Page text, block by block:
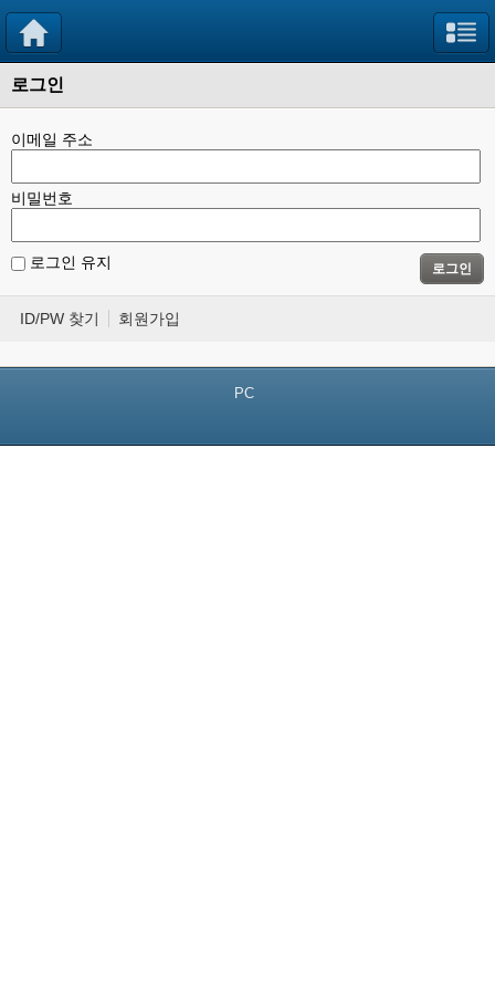
로그인
이메일 주소
비밀번호
로그인 유지 로그인
ID/PW 찾기 회원가입
PC